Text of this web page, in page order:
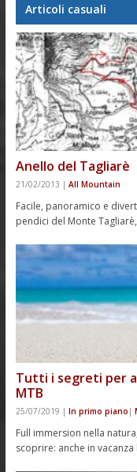
Articoli casuali
Anello del Tagliarè
21/02/2013 | All Mountain
Facile, panoramico e
pendici del Monte
Tutti i segreti per
MTB
25/07/2019 | In primo piano |
Full immersion nella
scoprire: anche in